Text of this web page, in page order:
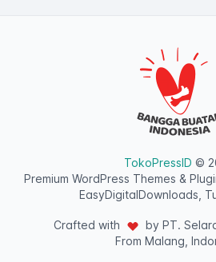
TokoPressID ©
Premium WordPress Themes &
EasyDigitalDownloads,
Crafted with
by PT.
From Malang,